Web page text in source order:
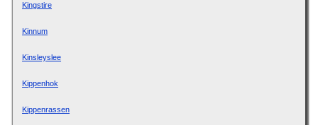
Kingstire
Kinnum
Kinsleyslee
Kippenhok
Kippenrassen